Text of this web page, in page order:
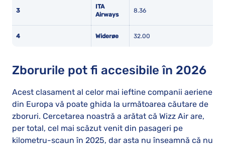
3
ITA
Airways
8.36
4 Widerøe 32.00
Zborurile pot fi accesibile în 2026
Acest clasament al celor mai ieftine companii aeriene
din Europa vă poate ghida la următoarea căutare de
zboruri. Cercetarea noastră a arătat că Wizz Air are,
per total, cel mai scăzut venit din pasageri pe
kilometru-scaun în 2025, dar asta nu înseamnă că nu